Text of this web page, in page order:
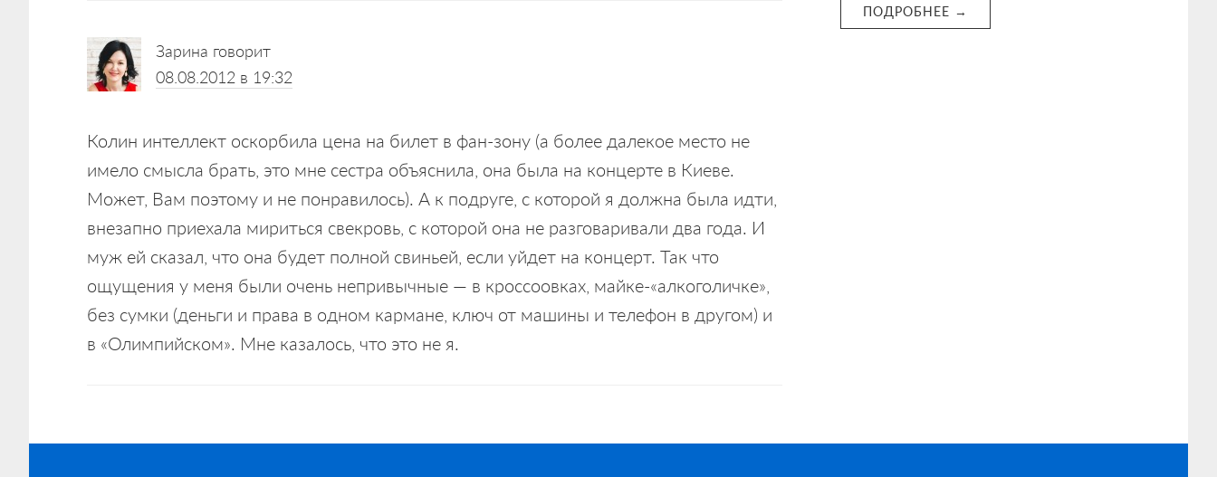
Зарина говорит
08.08.2012 в 19:32
Колин интеллект оскорбила цена на билет в фан-зону (а более далекое место не
имело смысла брать, это мне сестра объяснила, она была на концерте в Киеве.
Может, Вам поэтому и не понравилось). А к подруге, с которой я должна была идти,
внезапно приехала мириться свекровь, с которой она не разговаривали два года. И
муж ей сказал, что она будет полной свиньей, если уйдет на концерт. Так что
ощущения у меня были очень непривычные — в кроссоовках, майке-«алкоголичке»,
без сумки (деньги и права в одном кармане, ключ от машины и телефон в другом) и
в «Олимпийском». Мне казалось, что это не я.
ПОДРОБНЕЕ →